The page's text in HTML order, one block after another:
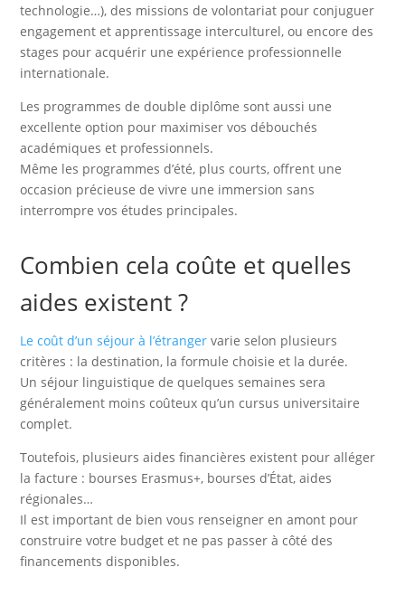
technologie…), des missions de volontariat pour conjuguer
engagement et apprentissage interculturel, ou encore des
stages pour acquérir une expérience professionnelle
internationale.
Les programmes de double diplôme sont aussi une
excellente option pour maximiser vos débouchés
académiques et professionnels.
Même les programmes d’été, plus courts, offrent une
occasion précieuse de vivre une immersion sans
interrompre vos études principales.
Combien cela coûte et quelles
aides existent ?
Le coût d’un séjour à l’étranger varie selon plusieurs
critères : la destination, la formule choisie et la durée.
Un séjour linguistique de quelques semaines sera
généralement moins coûteux qu’un cursus universitaire
complet.
Toutefois, plusieurs aides financières existent pour alléger
la facture : bourses Erasmus+, bourses d’État, aides
régionales…
Il est important de bien vous renseigner en amont pour
construire votre budget et ne pas passer à côté des
financements disponibles.